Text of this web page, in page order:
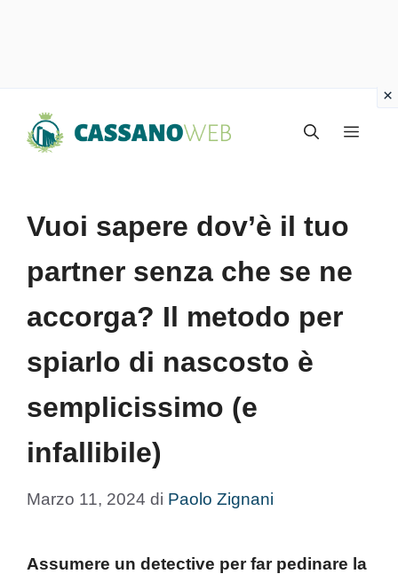
Menu
Vuoi sapere dov’è il tuo
partner senza che se ne
accorga? Il metodo per
spiarlo di nascosto è
semplicissimo (e
infallibile)
Marzo 11, 2024 di Paolo Zignani
Assumere un detective per far pedinare la